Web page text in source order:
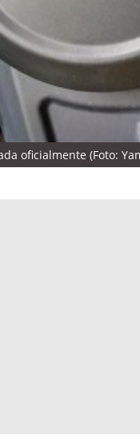
oficialmente (Foto: